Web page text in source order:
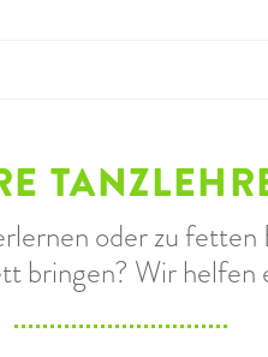
oder zu
bringen? Wir helfen